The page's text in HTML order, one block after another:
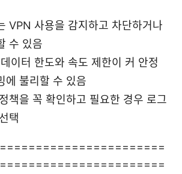
VPN 사용을 감지하고 차단하거나
수 있음
이터 한도와 속도 제한이 커 안정
에 불리할 수 있음
책을 꼭 확인하고 필요한 경우 로그
택